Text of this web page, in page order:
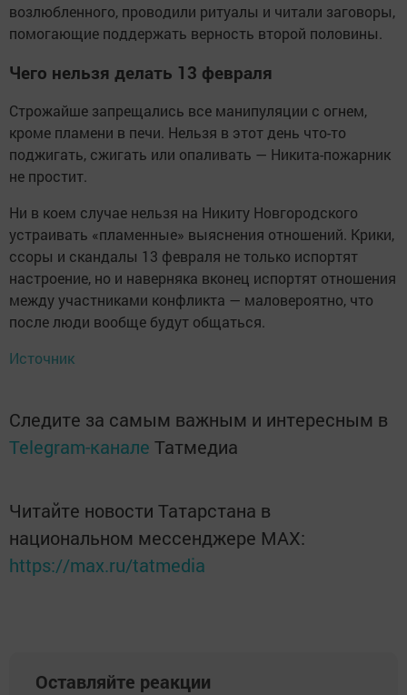
возлюбленного, проводили ритуалы и читали заговоры,
помогающие поддержать верность второй половины.
Чего нельзя делать 13 февраля
Строжайше запрещались все манипуляции с огнем,
кроме пламени в печи. Нельзя в этот день что-то
поджигать, сжигать или опаливать — Никита-пожарник
не простит.
Ни в коем случае нельзя на Никиту Новгородского
устраивать «пламенные» выяснения отношений. Крики,
ссоры и скандалы 13 февраля не только испортят
настроение, но и наверняка вконец испортят отношения
между участниками конфликта — маловероятно, что
после люди вообще будут общаться.
Источник
Следите за самым важным и интересным в
Telegram-канале Татмедиа
Читайте новости Татарстана в
национальном мессенджере MАХ:
https://max.ru/tatmedia
Оставляйте реакции